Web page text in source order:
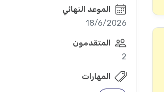
الموعد النهائي
18/6/2026
المتقدمون
2
المهارات